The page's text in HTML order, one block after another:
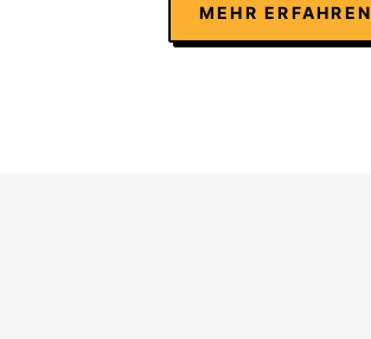
MEHR ERFAHREN